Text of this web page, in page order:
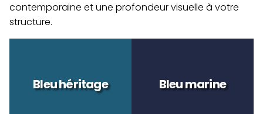
contemporaine et une profondeur visuelle à votre
structure.
Bleu héritage Bleu marine